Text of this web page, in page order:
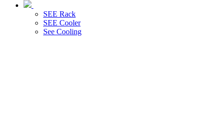
SEE Rack
SEE Cooler
See Cooling